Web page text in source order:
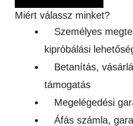
JPT
LÉZERJELÖLŐ
Miért válassz minket?
Személyes
kipróbálási
Betanítás,
támogatás
Megelégedési
Áfás számla,